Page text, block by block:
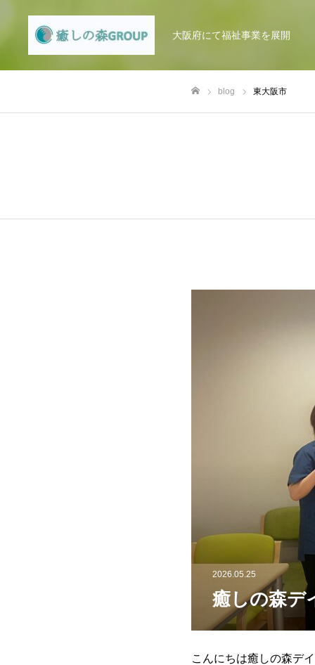
大阪府にて福祉事業を展開
blog 東大阪市
2026.05.25
癒しの森デ
こんにちは癒しの森デ